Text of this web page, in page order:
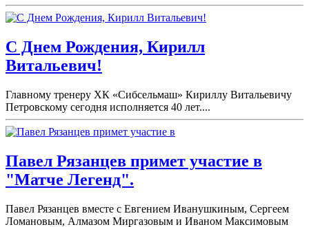
С Днем Рождения, Кирилл
Витальевич!
Главному тренеру ХК «Сибсельмаш» Кириллу Витальевичу
Петровскому сегодня исполняется 40 лет....
Павел Рязанцев примет участие в
"Матче Легенд".
Павел Рязанцев вместе с Евгением Иванушкиным, Сергеем
Ломановым, Алмазом Миргазовым и Иваном Максимовым